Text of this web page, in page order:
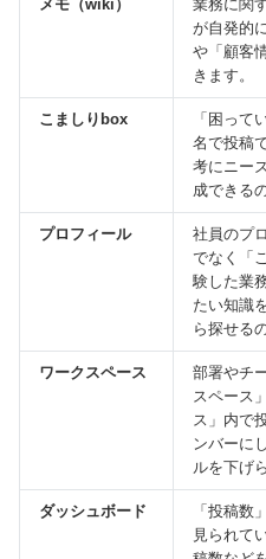
メモ（wiki）
業務に関
が自発的
や「顧客
きます。
こましりbox
「困って
名で投稿
考にニー
成できる
プロフィール
社員のプ
でなく「
験した業
たい知識
ら探せる
ワークスペース
部署やチ
スペース
ス」内で
ンバーに
ルを下げ
ダッシュボード
「投稿数
見られて